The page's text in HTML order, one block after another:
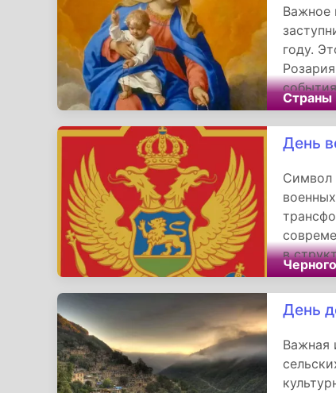
Важное
году.
миру.
День
Символ
в
не
День
Важная